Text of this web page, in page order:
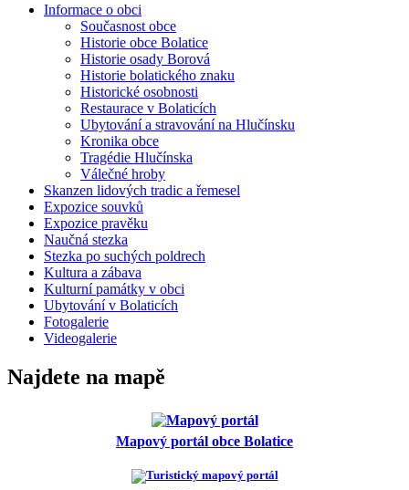
Informace o obci
Současnost obce
Historie obce Bolatice
Historie osady Borová
Historie bolatického znaku
Historické osobnosti
Restaurace v Bolaticích
Ubytování a stravování na Hlučínsku
Kronika obce
Tragédie Hlučínska
Válečné hroby
Skanzen lidových tradic a řemesel
Expozice souvků
Expozice pravěku
Naučná stezka
Stezka po suchých poldrech
Kultura a zábava
Kulturní památky v obci
Ubytování v Bolaticích
Fotogalerie
Videogalerie
Najdete na mapě
Mapový portál obce Bolatice